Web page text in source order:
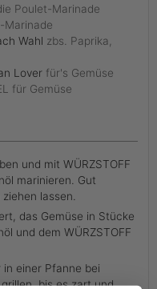
Poulet-Marinade
Marinade
Wahl zbs. Paprika,
Lover für's Gemüse
für Gemüse
und mit WÜRZSTOFF
marinieren. Gut
lassen.
das Gemüse in Stücke
und dem WÜRZSTOFF
in einer Pfanne bei
bis es zart und